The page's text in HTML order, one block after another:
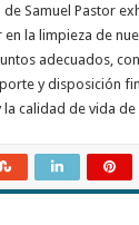
de Samuel Pastor
en la limpieza de
adecuados,
y disposición
la calidad de vida